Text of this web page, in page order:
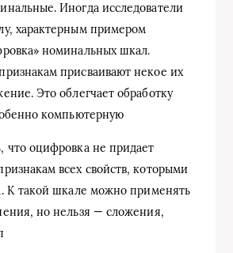
Иногда исследователи
характерным примером
номинальных шкал.
присваивают некое их
Это облегчает обработку
компьютерную
что оцифровка не придает
всех свойств, которыми
К такой шкале можно применять
но нельзя — сложения,